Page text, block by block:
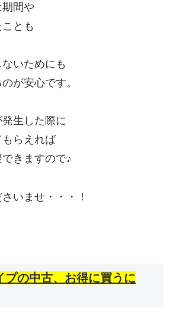
間や
とも
いためにも
が安心です。
生した際に
らえれば
きますので♪
いませ・・・！
プの中古、お得に買うに